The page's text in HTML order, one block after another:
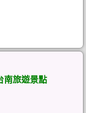
南旅遊景點